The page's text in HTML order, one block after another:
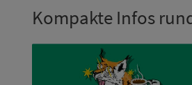
Kompakte Infos